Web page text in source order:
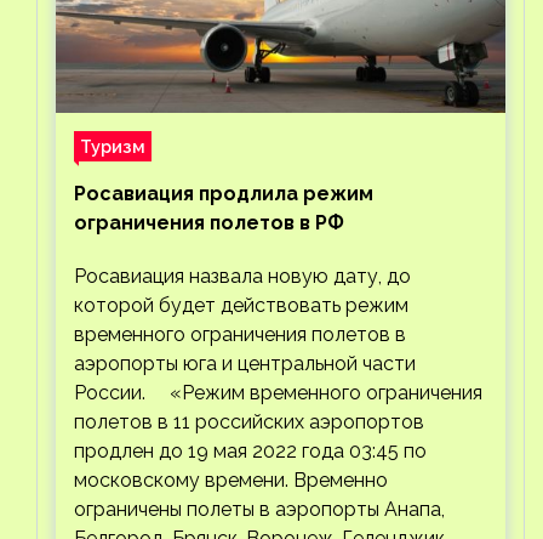
Туризм
Росавиация продлила режим
ограничения полетов в РФ
Росавиация назвала новую дату, до
которой будет действовать режим
временного ограничения полетов в
аэропорты юга и центральной части
России. «Режим временного ограничения
полетов в 11 российских аэропортов
продлен до 19 мая 2022 года 03:45 по
московскому времени. Временно
ограничены полеты в аэропорты Анапа,